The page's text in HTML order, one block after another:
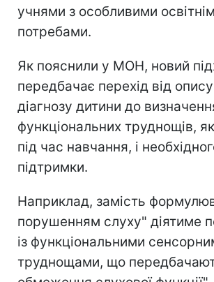
учнями з особливими
потребами.
Як пояснили у МОН, новий
передбачає перехід від
діагнозу дитини до
функціональних труднощів,
під час навчання, і
підтримки.
Наприклад, замість
порушенням слуху" діятиме
із функціональними
труднощами, що